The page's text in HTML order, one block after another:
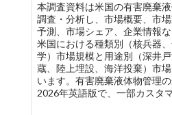
本調査資料は米国の有害廃棄
調査・分析し、市場概要、市
予測、市場シェア、企業情報な
米国における種類別（核兵器
学）市場規模と用途別（深井
蔵、陸上埋設、海洋投棄）市
います。有害廃棄液体物管理
2026年英語版で、一部カスタ